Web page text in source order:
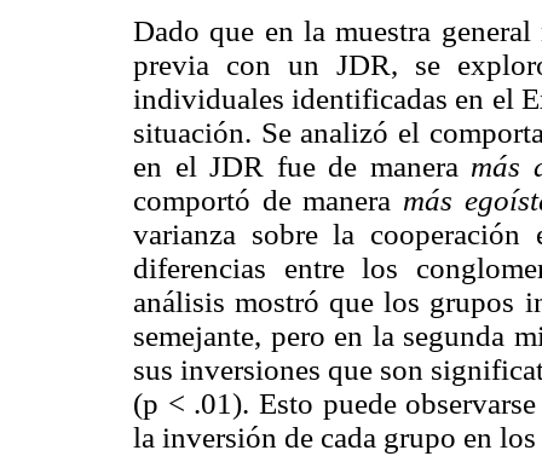
Dado que en la muestra
previa con un JDR, se
individuales identificadas en el
situación. Se analizó el
en el JDR fue de manera más
comportó de manera más
varianza sobre la
diferencias entre los
análisis mostró que los grupos
semejante, pero en la segunda
sus inversiones que son
(p < .01). Esto puede
la inversión de cada grupo en los